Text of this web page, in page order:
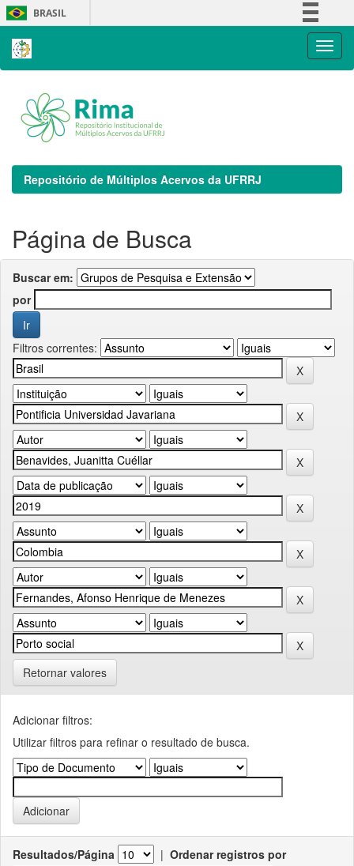
Skip
navigation
BRASIL
Repositório de Múltiplos Acervos da UFRRJ
Página de Busca
Buscar em:
por
Filtros correntes:
Retornar valores
Adicionar filtros:
Utilizar filtros para refinar o resultado de busca.
Resultados/Página | Ordenar registros por